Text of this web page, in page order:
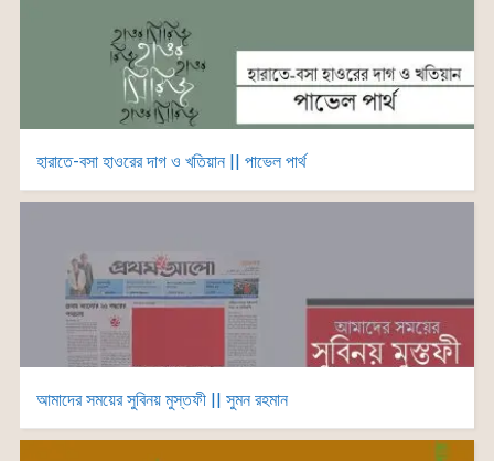
হারাতে-বসা হাওরের দাগ ও খতিয়ান || পাভেল পার্থ
আমাদের সময়ের সুবিনয় মুস্তফী || সুমন রহমান